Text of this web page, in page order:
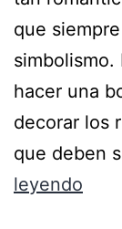
que
simbolismo.
hacer una
decorar los
que deben
leyendo